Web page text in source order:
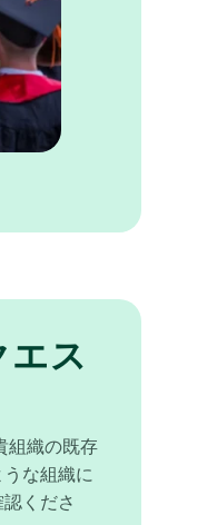
ス
組織の既存
な組織に
くださ